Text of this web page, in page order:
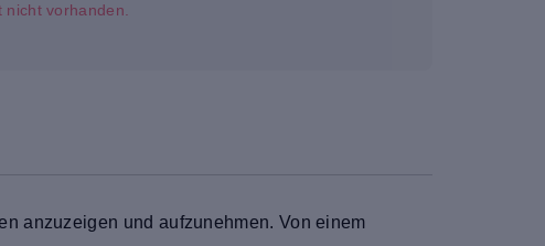
nicht vorhanden.
anzuzeigen und aufzunehmen. Von einem